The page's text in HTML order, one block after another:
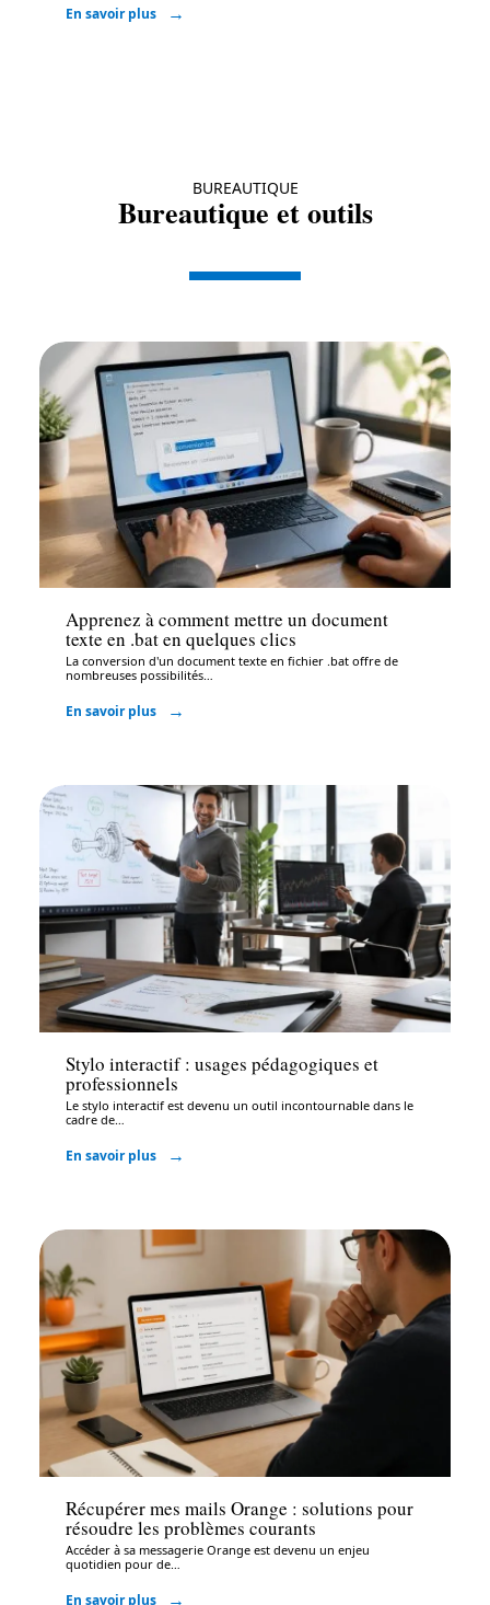
En savoir plus
BUREAUTIQUE
Bureautique et outils
Bureautique
Apprenez à comment mettre un document
texte en .bat en quelques clics
La conversion d'un document texte en fichier .bat offre de
nombreuses possibilités…
En savoir plus
Bureautique
Stylo interactif : usages pédagogiques et
professionnels
Le stylo interactif est devenu un outil incontournable dans le
cadre de
En savoir plus
Bureautique
Récupérer mes mails Orange : solutions pour
résoudre les problèmes courants
Accéder à sa messagerie Orange est devenu un enjeu
quotidien pour de …
En savoir plus